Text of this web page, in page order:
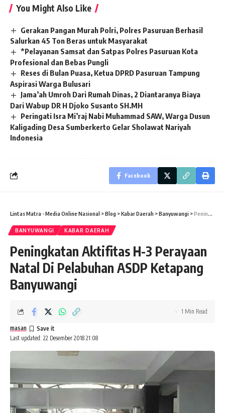
You Might Also Like
Gerakan Pangan Murah Polri, Polres Pasuruan Berhasil
Salurkan 45 Ton Beras untuk Masyarakat
*Pelayanan Samsat dan Satpas Polres Pasuruan Kota
Profesional dan Bebas Pungli
Reses di Bulan Puasa, Ketua DPRD Pasuruan Tampung
Aspirasi Warga Bulusari
Jama’ah Umroh Dari Rumah Dinas, 2 Diantaranya Biaya
Dari Wabup DR H Djoko Susanto SH.MH
Peringati Isra Mi’raj Nabi Muhammad SAW, Warga Dusun
Kaligading Desa Sumberkerto Gelar Sholawat Nariyah
Indonesia
Facebook
Lintas Matra - Media Online Nasional >Blog >Kabar Daerah >Banyuwangi >Peningkatan Aktifitas H-3 Perayaan Natal Di Pelabuhan ASDP Ketapang Banyuwangi
BANYUWANGI KABAR DAERAH
Peningkatan Aktifitas H-3 Perayaan
Natal Di Pelabuhan ASDP Ketapang
Banyuwangi
Last updated: 22 Desember 2018 21:08
masan
1 Min Read